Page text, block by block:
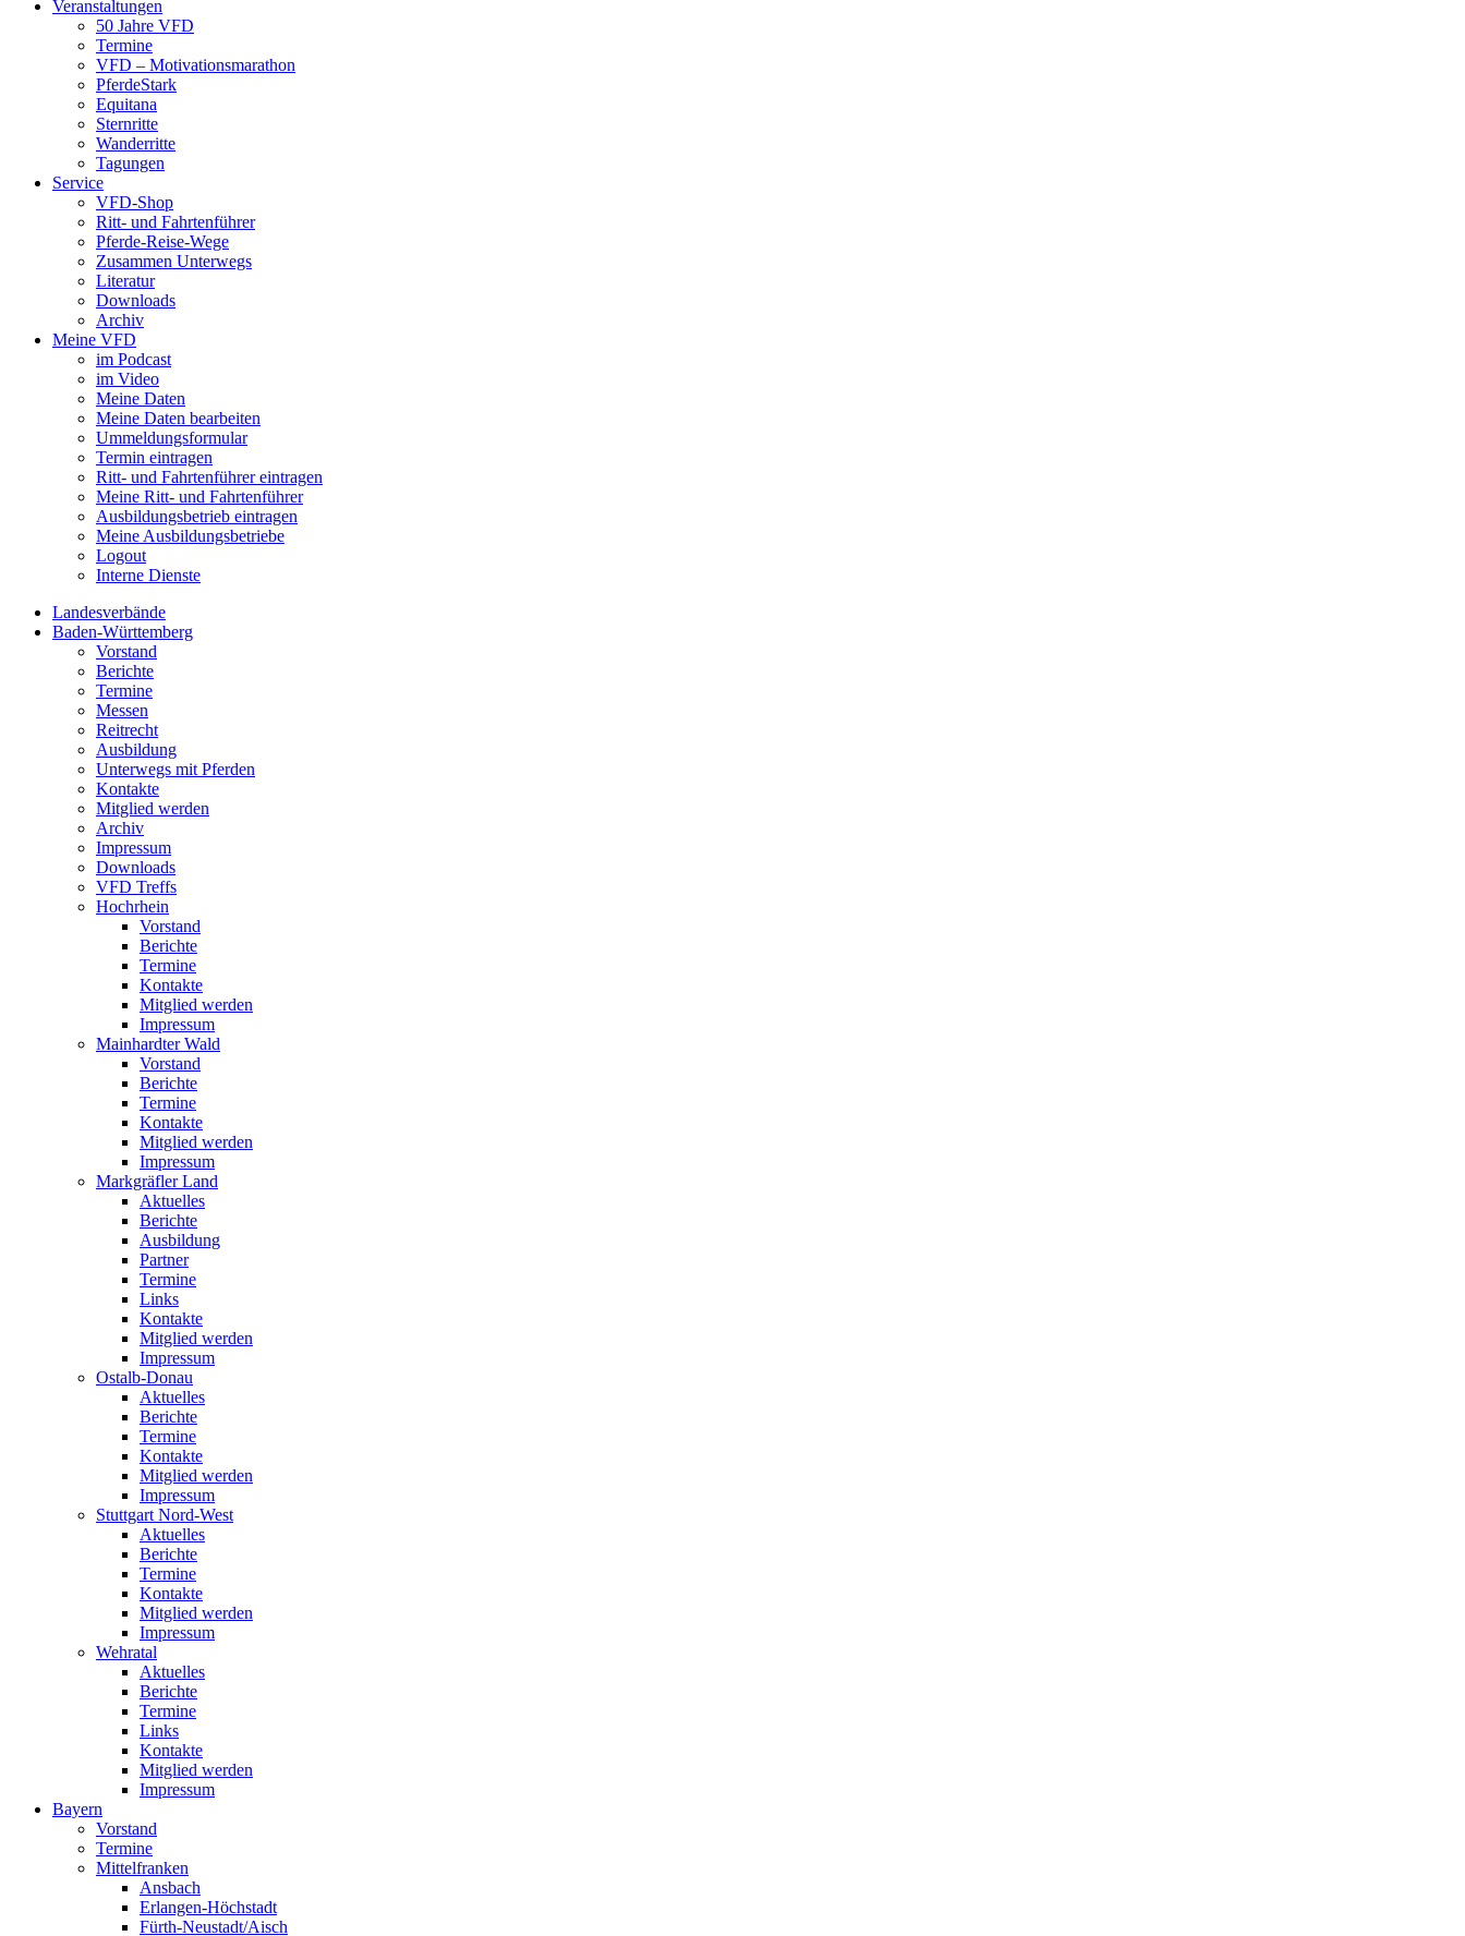
Veranstaltungen
50 Jahre VFD
Termine
VFD – Motivationsmarathon
PferdeStark
Equitana
Sternritte
Wanderritte
Tagungen
Service
VFD-Shop
Ritt- und Fahrtenführer
Pferde-Reise-Wege
Zusammen Unterwegs
Literatur
Downloads
Archiv
Meine VFD
im Podcast
im Video
Meine Daten
Meine Daten bearbeiten
Ummeldungsformular
Termin eintragen
Ritt- und Fahrtenführer eintragen
Meine Ritt- und Fahrtenführer
Ausbildungsbetrieb eintragen
Meine Ausbildungsbetriebe
Logout
Interne Dienste
Landesverbände
Baden-Württemberg
Vorstand
Berichte
Termine
Messen
Reitrecht
Ausbildung
Unterwegs mit Pferden
Kontakte
Mitglied werden
Archiv
Impressum
Downloads
VFD Treffs
Hochrhein
Vorstand
Berichte
Termine
Kontakte
Mitglied werden
Impressum
Mainhardter Wald
Vorstand
Berichte
Termine
Kontakte
Mitglied werden
Impressum
Markgräfler Land
Aktuelles
Berichte
Ausbildung
Partner
Termine
Links
Kontakte
Mitglied werden
Impressum
Ostalb-Donau
Aktuelles
Berichte
Termine
Kontakte
Mitglied werden
Impressum
Stuttgart Nord-West
Aktuelles
Berichte
Termine
Kontakte
Mitglied werden
Impressum
Wehratal
Aktuelles
Berichte
Termine
Links
Kontakte
Mitglied werden
Impressum
Bayern
Vorstand
Termine
Mittelfranken
Ansbach
Erlangen-Höchstadt
Fürth-Neustadt/Aisch